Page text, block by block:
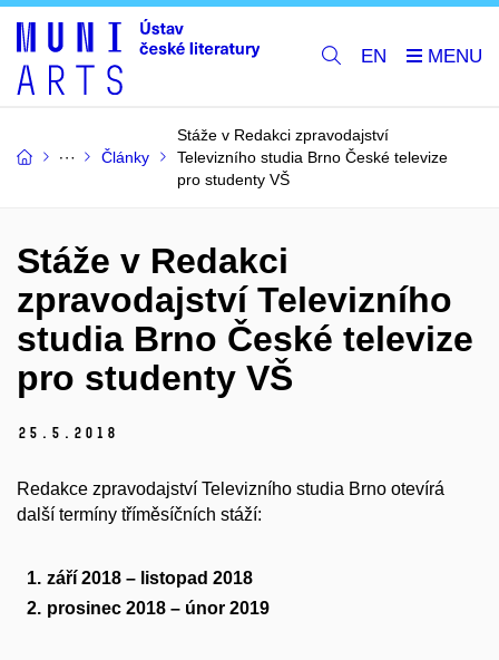
EN
Články
Stáže v Redakci zpravodajství
Televizního studia Brno České televize
pro studenty VŠ
Stáže v Redakci
zpravodajství Televizního
studia Brno České televize
pro studenty VŠ
25. 5. 2018
Redakce zpravodajství Televizního studia Brno otevírá
další termíny tříměsíčních stáží:
září 2018 – listopad 2018
prosinec 2018 – únor 2019